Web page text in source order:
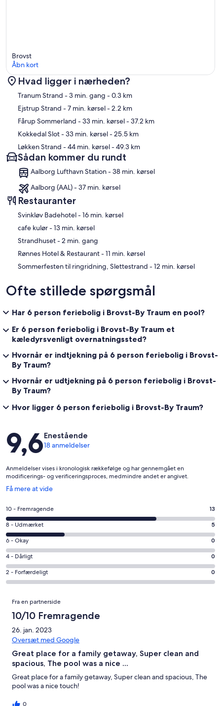
Kort
Brovst
Åbn kort
Hvad ligger i nærheden?
Tranum Strand - 3 min. gang - 0.3 km
Ejstrup Strand - 7 min. kørsel- 2.2 km
Fårup Sommerland - 33 min. kørsel- 37.2 km
Kokkedal Slot- 33 min. kørsel- 25.5 km
Løkken Strand - 44 min. kørsel- 49.3 km
Sådan kommer du rundt
Aalborg Lufthavn Station - 38 min. kørsel
Aalborg (AAL) - 37 min. kørsel
Restauranter
‪Svinkløv Badehotel - ‬16 min. kørsel
‪cafe kulør - ‬13 min. kørsel
‪Strandhuset - ‬2 min. gang
‪Rønnes Hotel & Restaurant - ‬11 min. kørsel
‪Sommerfesten til ringridning, Slettestrand - ‬12 min. kørsel
Ofte stillede spørgsmål
Har 6 person feriebolig i Brovst-By Traum en pool?
Er 6 person feriebolig i Brovst-By Traum et
kæledyrsvenligt overnatningssted?
Hvornår er indtjekning på 6 person feriebolig i Brovst-
By Traum?
Hvornår er udtjekning på 6 person feriebolig i Brovst-
By Traum?
Hvor ligger 6 person feriebolig i Brovst-By Traum?
Anmeldelser
9,6Enestående
18 anmeldelser
Anmeldelser vises i kronologisk rækkefølge og har gennemgået en
modificerings- og verificeringsproces, medmindre andet er angivet.
Få mere at vide
Åbner
et
nyt
vindue
Bedømmelse
på
10
−
Fremragende.
13
af
i
anmeldelser
10 - Fremragende 13
Bedømmelse
på
8
−
Udmærket.
5
anmeldelser
8 - Udmærket 5
Bedømmelse
på
6
−
Okay.
18
anmeldelser
6 - Okay 0
Bedømmelse
på
4
Dårligt.
alt
anmeldelser
4 - Dårligt 0
Bedømmelse
på
Forfærdeligt.
af
alt
anmeldelser
2 - Forfærdeligt 0
Anmeldelser
Fra en partnerside
10/10 Fremragende
26. jan. 2023
Oversæt med Google
Great place for a family getaway, Super clean and
spacious, The pool was a nice ...
Great place for a family getaway, Super clean and spacious, The
pool was a nice touch!
0